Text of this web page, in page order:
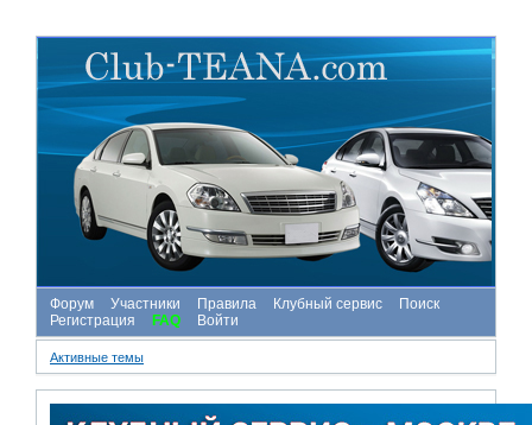
Форум Участники Правила Клубный сервис
Поиск
Регистрация
FAQ Войти
Активные темы